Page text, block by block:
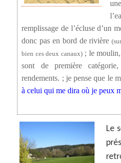
remplissage de l’écluse d’un
donc pas en bord de rivière
bien ces deux canaux); le moulin,
sont de première
rendements. ; je pense que le
à celui qui me dira où je peux
Le